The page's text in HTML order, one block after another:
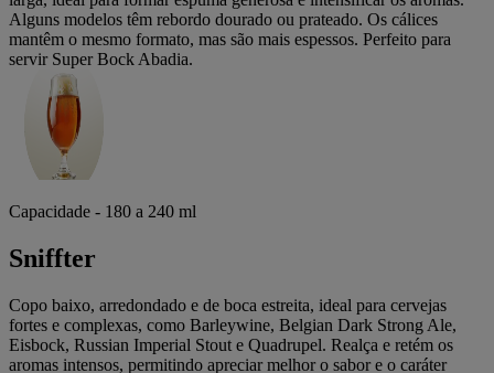
Alguns modelos têm rebordo dourado ou prateado. Os cálices
mantêm o mesmo formato, mas são mais espessos. Perfeito para
servir Super Bock Abadia.
Capacidade - 180 a 240 ml
Sniffter
Copo baixo, arredondado e de boca estreita, ideal para cervejas
fortes e complexas, como Barleywine, Belgian Dark Strong Ale,
Eisbock, Russian Imperial Stout e Quadrupel. Realça e retém os
aromas intensos, permitindo apreciar melhor o sabor e o caráter